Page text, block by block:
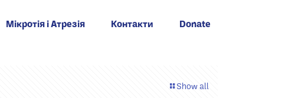
Мікротія і Атрезія Контакти Donate
Show all